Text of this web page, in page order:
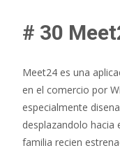
# 30
Meet24 es una
en el comercio por
especialmente
desplazandolo hacia
familia recien